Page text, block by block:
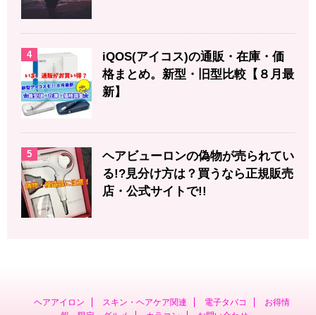
4
iQOS(アイコス)の通販・在庫・価
格まとめ。新型・旧型比較【８月最
新】
5
ヘアビューロンの偽物が売られてい
る!?見分け方は？買うなら正規販売
店・公式サイトで!!
ヘアアイロン スキン・ヘアケア関連 電子タバコ
お得情